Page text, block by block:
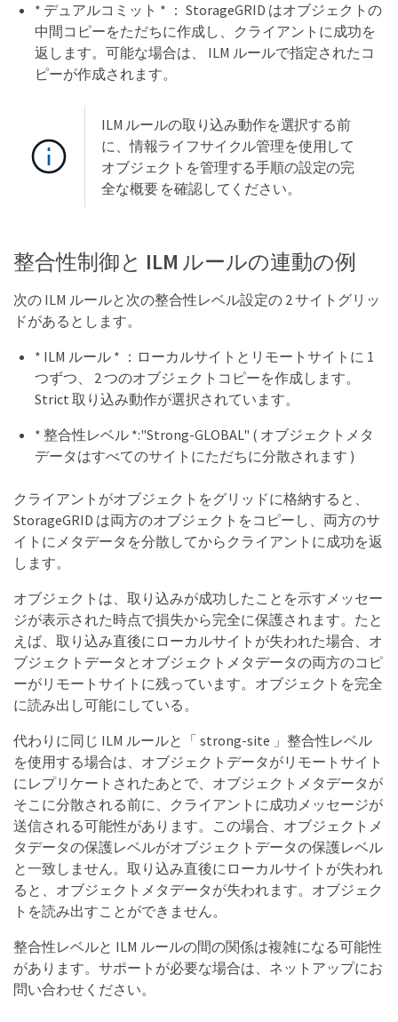
* デュアルコミット * ： StorageGRID はオブジェクトの
中間コピーをただちに作成し、クライアントに成功を
返します。可能な場合は、 ILM ルールで指定されたコ
ピーが作成されます。
ILM ルールの取り込み動作を選択する前
に、情報ライフサイクル管理を使用して
オブジェクトを管理する手順の設定の完
全な概要 を確認してください。
整合性制御と ILM ルールの連動の例
次の ILM ルールと次の整合性レベル設定の 2 サイトグリッ
ドがあるとします。
* ILM ルール * ：ローカルサイトとリモートサイトに 1
つずつ、 2 つのオブジェクトコピーを作成します。
Strict 取り込み動作が選択されています。
* 整合性レベル *:"Strong-GLOBAL" ( オブジェクトメタ
データはすべてのサイトにただちに分散されます )
クライアントがオブジェクトをグリッドに格納すると、
StorageGRID は両方のオブジェクトをコピーし、両方のサ
イトにメタデータを分散してからクライアントに成功を返
します。
オブジェクトは、取り込みが成功したことを示すメッセー
ジが表示された時点で損失から完全に保護されます。たと
えば、取り込み直後にローカルサイトが失われた場合、オ
ブジェクトデータとオブジェクトメタデータの両方のコピ
ーがリモートサイトに残っています。オブジェクトを完全
に読み出し可能にしている。
代わりに同じ ILM ルールと「 strong-site 」整合性レベル
を使用する場合は、オブジェクトデータがリモートサイト
にレプリケートされたあとで、オブジェクトメタデータが
そこに分散される前に、クライアントに成功メッセージが
送信される可能性があります。この場合、オブジェクトメ
タデータの保護レベルがオブジェクトデータの保護レベル
と一致しません。取り込み直後にローカルサイトが失われ
ると、オブジェクトメタデータが失われます。オブジェク
トを読み出すことができません。
整合性レベルと ILM ルールの間の関係は複雑になる可能性
があります。サポートが必要な場合は、ネットアップにお
問い合わせください。